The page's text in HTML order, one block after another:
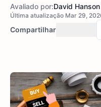
Avaliado por:David Hanson
Última atualização Mar 29,
Compartilhar